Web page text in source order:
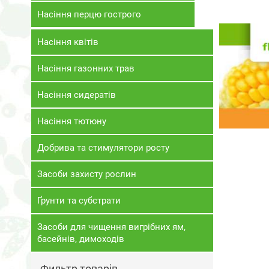
Насіння перцю гострого
Насіння квітів
Насіння газонних трав
Насіння сидератів
Насіння тютюну
Добрива та стимулятори росту
Засоби захисту рослин
Ґрунти та субстрати
Засоби для чищення вигрібних ям,
басейнів, димоходів